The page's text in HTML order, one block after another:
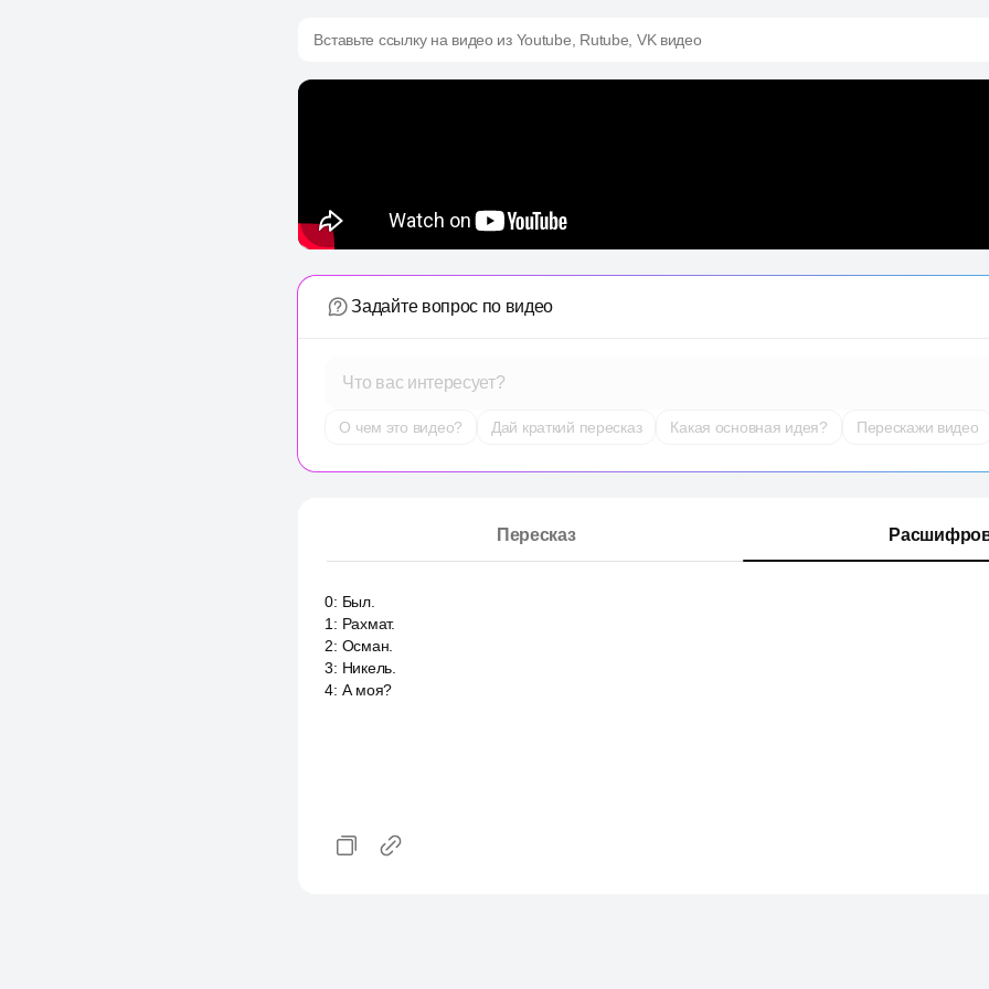
Вставьте ссылку на видео из Youtube, Rutube, VK видео
Задайте вопрос по видео
Что вас интересует?
О чем это видео? Дай краткий пересказ Какая основная идея? Перескажи видео
Пересказ
0: Был.
1 : Рахмат.
2: Осман.
3: Никель.
4: А моя?